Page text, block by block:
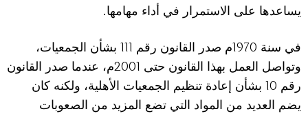
يساعدها على الاستمرار في أداء مهامها.
في سنة 1970م صدر القانون رقم 111 بشأن الجمعيات،
وتواصل العمل بهذا القانون حتى 2001م، عندما صدر القانون
رقم 10 بشأن إعادة تنظيم الجمعيات الأهلية، ولكنه كان
يضم العديد من المواد التي تضع المزيد من الصعوبات